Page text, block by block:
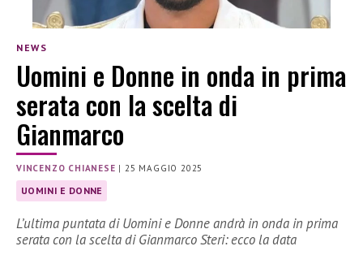
NEWS
Uomini e Donne in onda in prima
serata con la scelta di
Gianmarco
VINCENZO CHIANESE |25 MAGGIO 2025
UOMINI E DONNE
L’ultima puntata di Uomini e Donne andrà in onda in prima
serata con la scelta di Gianmarco Steri: ecco la data